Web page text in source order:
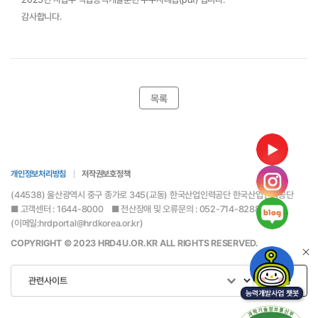
감사합니다.
목록
개인정보처리방침 저작권보호정책
(44538) 울산광역시 중구 종가로 345(교동) 한국산업인력공단 한국산업인력공단
■ 고객센터 : 1644-8000 ■ 전산장애 및 오류문의 : 052-714-8288
(이메일:hrdportal@hrdkorea.or.kr)
COPYRIGHT © 2023 HRD4U.OR.KR ALL RIGHTS RESERVED.
이동